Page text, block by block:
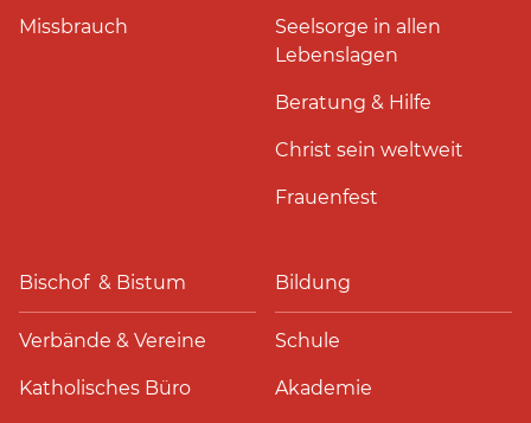
Missbrauch
Seelsorge in allen
Lebenslagen
Beratung & Hilfe
Christ sein weltweit
Frauenfest
Bischof & Bistum
Verbände & Vereine
Katholisches Büro
Bildung
Schule
Akademie